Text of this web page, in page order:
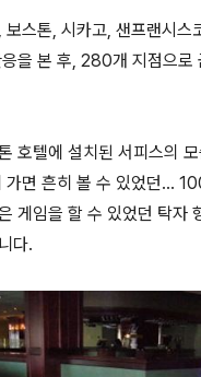
보스톤, 시카고, 샌프랜시스
을 본 후, 280개 지점으로
호텔에 설치된 서피스의
가면 흔히 볼 수 있었던...
게임을 할 수 있었던 탁자
다.